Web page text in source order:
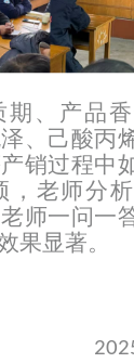
期、产品
、己酸丙
销过程中
，老师分
师一问一
果显著。